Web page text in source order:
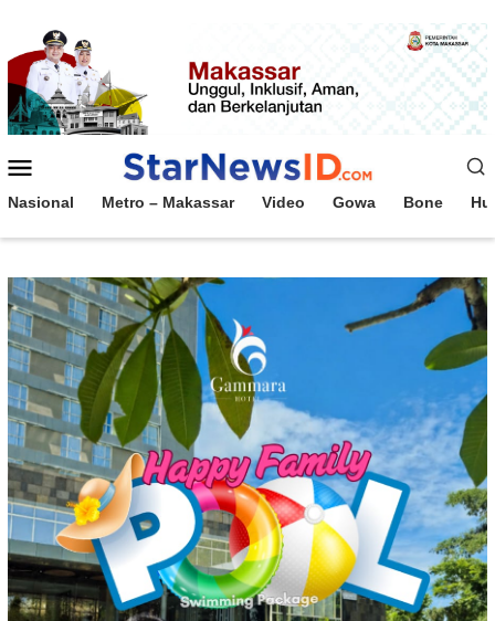
konten
Mobile
Nasional Metro – Makassar Video Gowa Bone